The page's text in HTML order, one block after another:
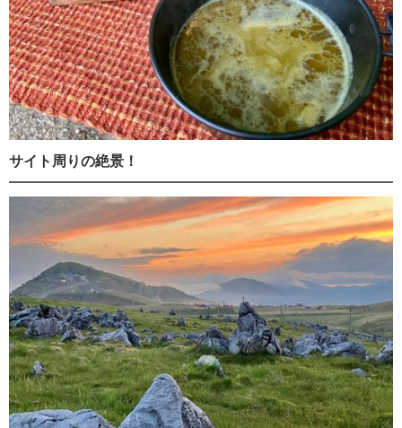
サイト周りの絶景！